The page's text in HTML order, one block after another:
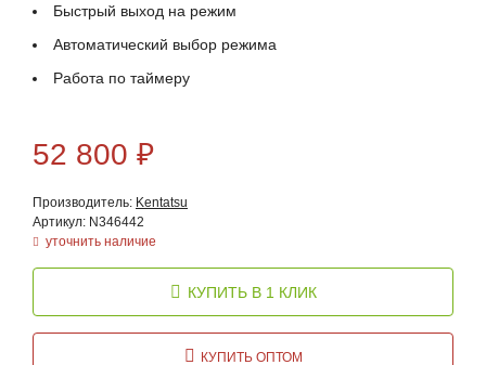
Быстрый выход на режим
Автоматический выбор режима
Работа по таймеру
52 800 ₽
Производитель: Kentatsu
Артикул: N346442
уточнить наличие
КУПИТЬ В 1 КЛИК
КУПИТЬ ОПТОМ